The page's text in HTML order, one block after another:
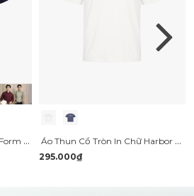
Áo Thun Dệt Kim Họa Tiết Form Slimfit AT182 Áo Thun Cổ Tròn In Chữ Harbor Form Relaxed AT193
295.000₫